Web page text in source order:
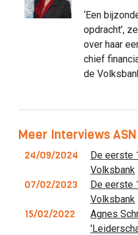
‘Een
opdracht’,
over haar
chief
de
Meer Interviews
24/09/2024
De eerste
Volksbank
07/02/2023
De eerste
Volksbank
15/02/2022
Agnes